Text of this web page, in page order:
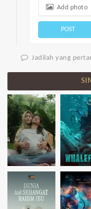
Add photo
POST
Jadilah yang